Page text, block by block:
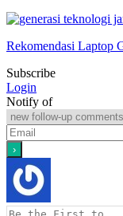
Rekomendasi Laptop
Subscribe
Login
Notify of